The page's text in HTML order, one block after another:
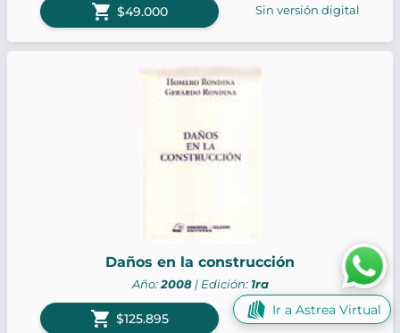
shopping_cart $49.000 Sin versión digital
Daños en la construcción
Año:2008| Edición: 1ra
shopping_cart $125.895 Sin versión digital
Ir a Astrea Virtual